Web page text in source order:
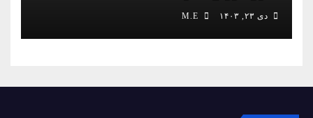
دی ۲۳, ۱۴۰۳